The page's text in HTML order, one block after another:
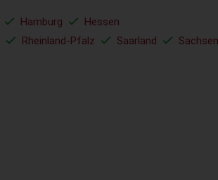
Hamburg
Hessen
Rheinland-Pfalz Saarland
Sachsen